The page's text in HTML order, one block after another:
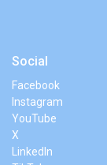
Social
Facebook
Instagram
YouTube
X
LinkedIn